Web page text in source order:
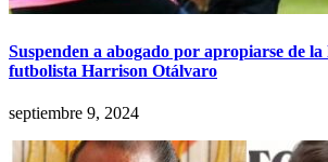
Suspenden a abogado por apropiarse de
futbolista Harrison Otálvaro
septiembre 9, 2024